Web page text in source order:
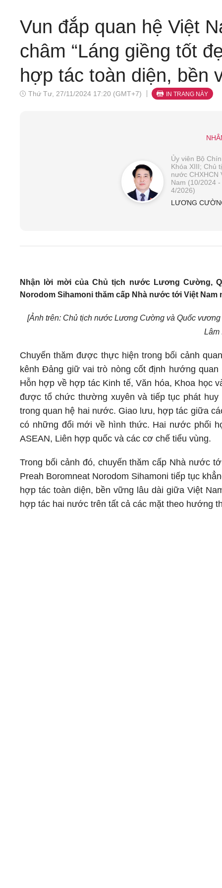
Vun đắp quan hệ Việt
châm “Láng giềng tốt
hợp tác toàn diện, bền
Thứ Tư, 27/11/2024 17:20 (GMT+7) IN TRANG NÀY
Ủy viên Bộ
Khóa XIII; Chủ
nước CHXHCN
Nam (10/2024 -
4/2026)
LƯƠNG
Nhận lời mời của Chủ tịch nước Lương Cường,
Norodom Sihamoni thăm cấp Nhà nước tới Việt Nam
[Ảnh trên: Chủ tịch nước Lương Cường và Quốc
Lâm
Chuyến thăm được thực hiện trong bối cảnh
kênh Đảng giữ vai trò nòng cốt định hướng
Hỗn hợp về hợp tác Kinh tế, Văn hóa, Khoa học
được tổ chức thường xuyên và tiếp tục phát
trong quan hệ hai nước. Giao lưu, hợp tác giữa
có những đổi mới về hình thức. Hai nước phối
ASEAN, Liên hợp quốc và các cơ chế tiểu vùng.
Trong bối cảnh đó, chuyến thăm cấp Nhà nước
Preah Boromneat Norodom Sihamoni tiếp tục
hợp tác toàn diện, bền vững lâu dài giữa Việt
hợp tác hai nước trên tất cả các mặt theo hướng